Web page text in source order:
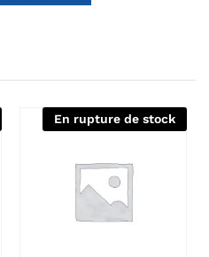
En rupture de stock